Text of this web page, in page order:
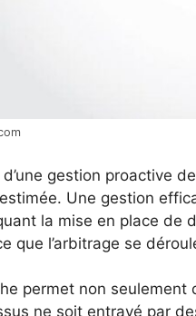
d’une gestion proactive
Une gestion
la mise en place de
que l’arbitrage se
permet non seulement
ne soit entravé par